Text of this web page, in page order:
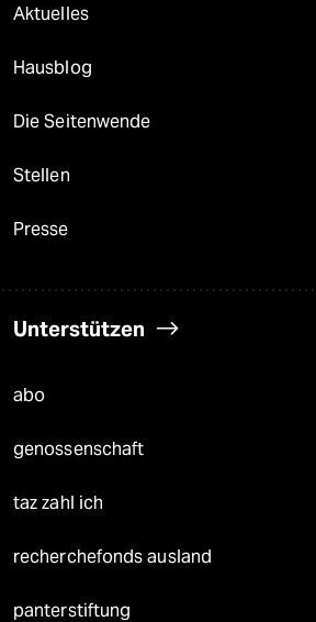
Aktuelles
Hausblog
Die Seitenwende
Stellen
Presse
Unterstützen
abo
genossenschaft
taz zahl ich
recherchefonds ausland
panterstiftung